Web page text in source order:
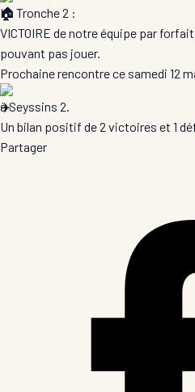
La Tronche 2 :
VICTOIRE de notre équipe par
pouvant pas jouer.
Prochaine rencontre ce samedi 12
à Seyssins 2.
Un bilan positif de 2 victoires et 1
Partager